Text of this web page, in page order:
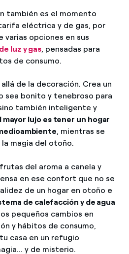
también es el momento
eléctrica y de gas, por
varias opciones en sus
luz y gas, pensadas para
de consumo.
de la decoración. Crea un
sea bonito y tenebroso para
también inteligente y
mayor lujo es tener un hogar
, mientras se
magia del otoño.
del aroma a canela y
en ese confort que no se
de un hogar en otoño e
de calefacción y de agua
pequeños cambios en
y hábitos de consumo,
casa en un refugio
y de misterio.